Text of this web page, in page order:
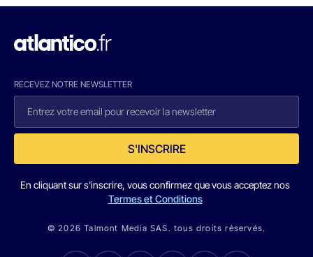
RECEVEZ NOTRE NEWSLETTER
S'INSCRIRE
En cliquant sur s'inscrire, vous confirmez que vous acceptez nos
Termes et Conditions
© 2026 Talmont Media SAS. tous droits réservés.